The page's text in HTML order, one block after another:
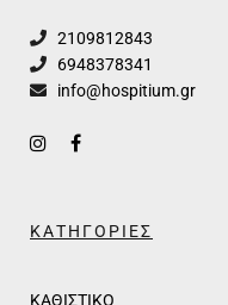
2109812843
6948378341
info@hospitium.gr
ΚΑΤΗΓΟΡΙΕΣ
ΚΑΘΙΣΤΙΚΟ